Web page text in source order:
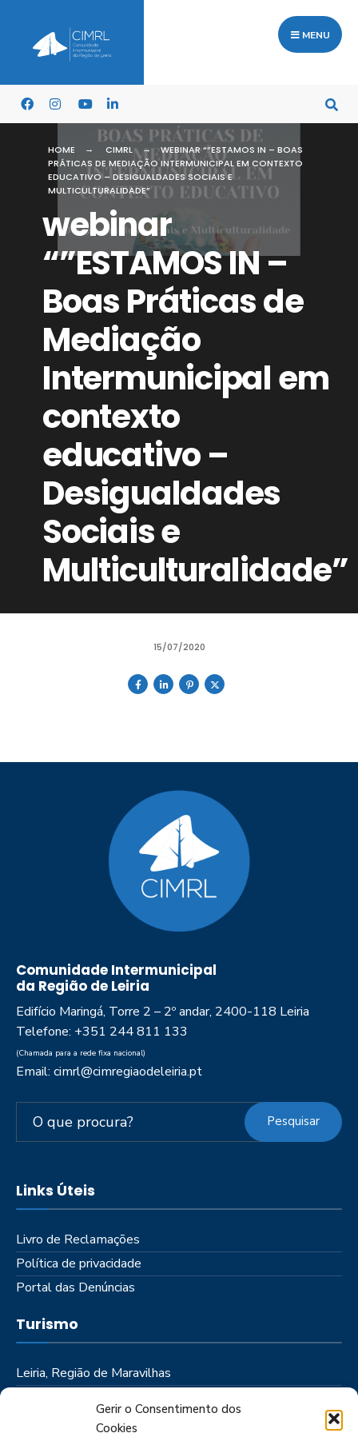
Gerir o Consentimento dos
Cookies
MENU
HOME CIMRL
WEBINAR “”ESTAMOS IN – BOAS
PRÁTICAS DE MEDIAÇÃO INTERMUNICIPAL EM CONTEXTO
EDUCATIVO – DESIGUALDADES SOCIAIS E
MULTICULTURALIDADE”
webinar
“”ESTAMOS IN –
Boas Práticas de
Mediação
Intermunicipal em
contexto
educativo –
Desigualdades
Sociais e
Multiculturalidade”
15/07/2020
Comunidade Intermunicipal
da Região de Leiria
Edifício Maringá, Torre 2 – 2º andar, 2400-118 Leiria
Telefone: +351 244 811 133
(Chamada para a rede fixa nacional)
Email: cimrl@cimregiaodeleiria.pt
Pesquisar
Links Úteis
Livro de Reclamações
Política de privacidade
Portal das Denúncias
Turismo
Leiria, Região de Maravilhas